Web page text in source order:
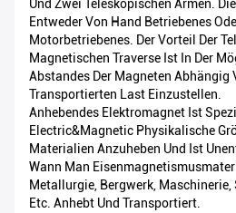
Und Zwei Teleskopischen Armen.
Entweder Von Hand Betriebenes
Motorbetriebenes. Der Vorteil Der
Magnetischen Traverse Ist In Der
Abstandes Der Magneten Abhängig
Transportierten Last Einzustellen.
Anhebendes Elektromagnet Ist
Electric&magnetic Physikalische
Materialien Anzuheben Und Ist
Wann Man
Metallurgie, Bergwerk,
Etc. Anhebt Und Transportiert.